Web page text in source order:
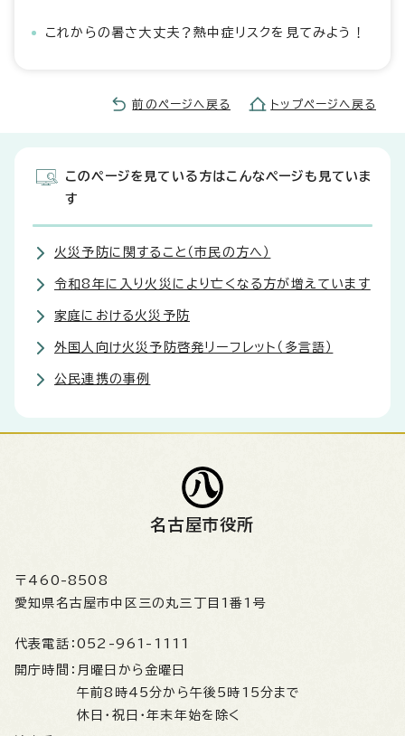
これからの暑さ大丈夫？熱中症リスクを見てみよう！
前のページへ戻る トップページへ戻る
このページを見ている方はこんなページも見ていま
す
火災予防に関すること（市民の方へ）
令和8年に入り火災により亡くなる方が増えています
家庭における火災予防
外国人向け火災予防啓発リーフレット（多言語）
公民連携の事例
名古屋市役所
〒460-8508
愛知県名古屋市中区三の丸三丁目1番1号
代表電話： 052-961-1111
開庁時間： 月曜日から金曜日
午前8時45分から午後5時15分まで
休日・祝日・年末年始を除く